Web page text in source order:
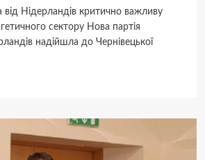
Нідерландів критично важливу
сектору Нова партія
надійшла до Чернівецької